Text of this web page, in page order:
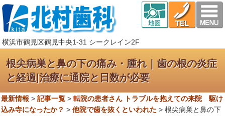
横浜市鶴見区鶴見中央1-31 シークレイン2F
根尖病巣と鼻の下の痛み・腫れ｜歯の根の炎症
と経過|治療に通院と日数が必要
最新情報 > 記事一覧 > 転院の患者さん トラブルを抱えての来院 駆け
込み寺になったか？ > 他院で歯を抜くといわれた > 根尖病巣と鼻の下